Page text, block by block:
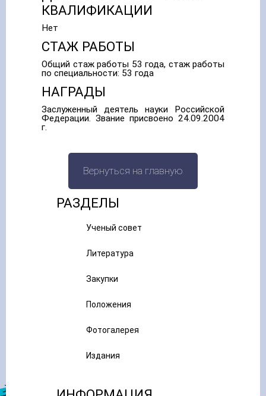
КВАЛИФИКАЦИИ
Нет
СТАЖ РАБОТЫ
Общий стаж работы 53 года, стаж работы
по специальности: 53 года
НАГРАДЫ
Заслуженный деятель науки Российской
Федерации. Звание присвоено 24.09.2004
г.
Вернуться на главную
РАЗДЕЛЫ
Ученый совет
Литература
Закупки
Положения
Фотогалерея
Издания